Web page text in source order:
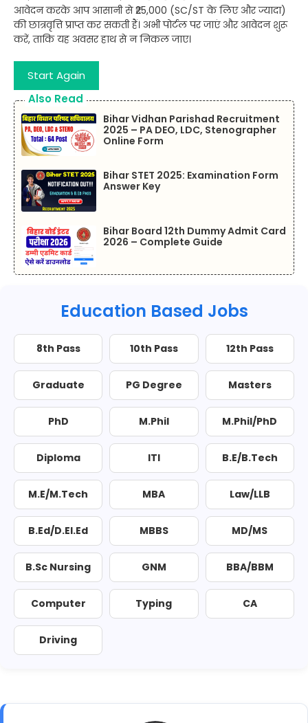
आवेदन करके आप आसानी से ₹25,000 (SC/ST के लिए और ज्यादा)
की छात्रवृत्ति प्राप्त कर सकती हैं। अभी पोर्टल पर जाएं और आवेदन शुरू
करें, ताकि यह अवसर हाथ से न निकल जाए।
Start Again
Also Read
Bihar Vidhan Parishad Recruitment
2025 – PA DEO, LDC, Stenographer
Online Form
Bihar STET 2025: Examination Form
Answer Key
Bihar Board 12th Dummy Admit Card
2026 – Complete Guide
Education Based Jobs
8th Pass 10th Pass 12th Pass
Graduate PG Degree Masters
PhD M.Phil M.Phil/PhD
Diploma ITI B.E/B.Tech
M.E/M.Tech MBA Law/LLB
B.Ed/D.El.Ed MBBS MD/MS
B.Sc Nursing GNM BBA/BBM
Computer Typing CA
Driving